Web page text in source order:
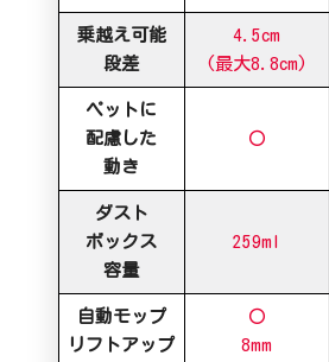
乗越え可能
段差
4.5cm
(最大8.8cm)
ペットに
配慮した
動き
〇
ダスト
ボックス
容量
259ml
自動モップ
リフトアップ
〇
8mm